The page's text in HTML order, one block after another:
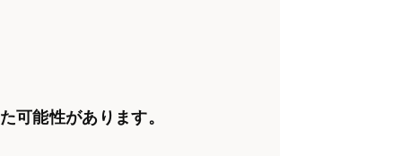
可能性があります。